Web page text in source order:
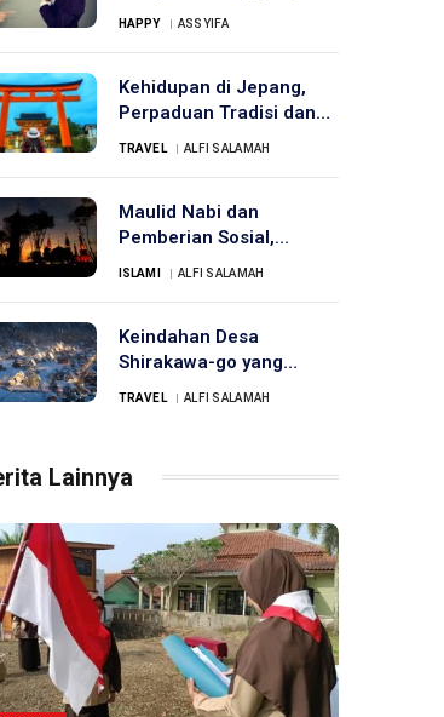
Jawab pada Diri Sendiri
HAPPY ASSYIFA
Kehidupan di Jepang,
Perpaduan Tradisi dan
Modernitas
TRAVEL ALFI SALAMAH
Maulid Nabi dan
Pemberian Sosial,
Menghidupkan Semangat
ISLAMI ALFI SALAMAH
Keindahan Desa
Shirakawa-go yang
Menawan
TRAVEL ALFI SALAMAH
Lainnya